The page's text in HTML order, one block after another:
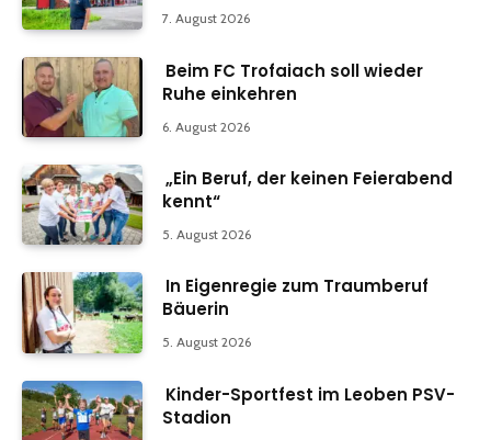
7. August 2026
Beim FC Trofaiach soll wieder
Ruhe einkehren
6. August 2026
„Ein Beruf, der keinen Feierabend
kennt“
5. August 2026
In Eigenregie zum Traumberuf
Bäuerin
5. August 2026
Kinder-Sportfest im Leoben PSV-
Stadion